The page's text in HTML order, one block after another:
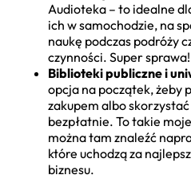
Audioteka – to idealne
ich w samochodzie, na
naukę podczas podróży
czynności. Super sprawa!
Biblioteki publiczne i
opcja na początek, żeby
zakupem albo
bezpłatnie. To takie
można tam znaleźć
które uchodzą za
biznesu.